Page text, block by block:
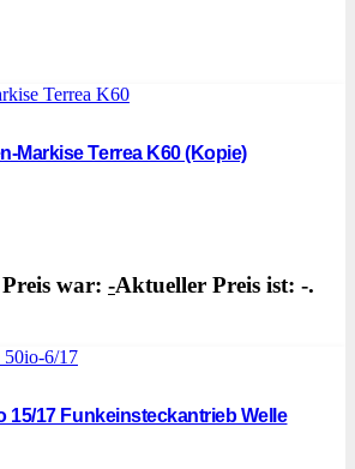
Markise Terrea K60 (Kopie)
war: -Aktueller Preis ist: -.
15/17 Funkeinsteckantrieb Welle